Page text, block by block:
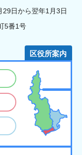
日から翌年1月3日
5番1号
区役所案内